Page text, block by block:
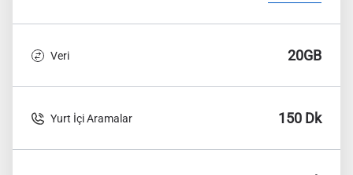
Veri 20GB
Yurt İçi Aramalar 150 Dk